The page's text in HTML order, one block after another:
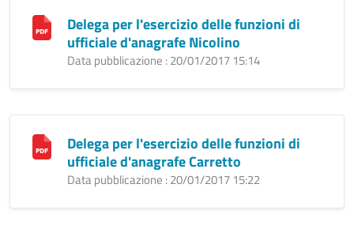
Delega per l'esercizio delle funzioni di
ufficiale d'anagrafe Nicolino
Data pubblicazione : 20/01/2017 15:14
Delega per l'esercizio delle funzioni di
ufficiale d'anagrafe Carretto
Data pubblicazione : 20/01/2017 15:22